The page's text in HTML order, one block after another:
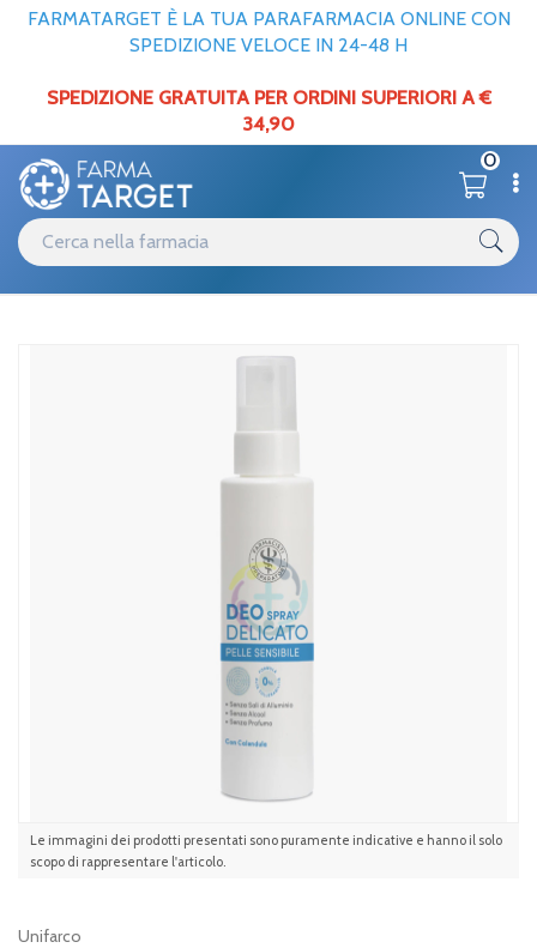
FARMATARGET È LA TUA PARAFARMACIA ONLINE CON
SPEDIZIONE VELOCE IN 24-48 H
SPEDIZIONE GRATUITA PER ORDINI SUPERIORI A €
34,90
0
Unifarco Linea Farmacisti Preparatori Deo Spray Delicato 100 ml
Le immagini dei prodotti presentati sono puramente indicative e hanno il solo
scopo di rappresentare l'articolo.
Unifarco